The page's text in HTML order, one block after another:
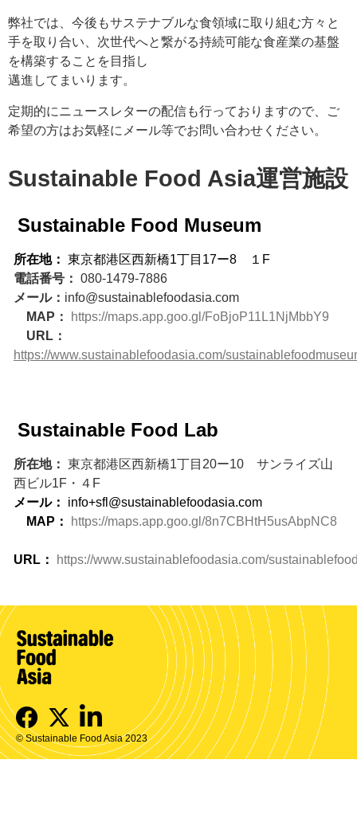
弊社では、今後もサステナブルな食領域に取り組む方々と
手を取り合い、次世代へと繋がる持続可能な食産業の基盤
を構築することを目指し
邁進してまいります。
定期的にニュースレターの配信も行っておりますので、ご
希望の方はお気軽にメール等でお問い合わせください。
Sustainable Food Asia運営施設
Sustainable Food Museum
所在地： 東京都港区西新橋1丁目17ー8
１F
電話番号： 080-1479-7886
メール： info@sustainablefoodasia.com
MAP：
https://maps.app.goo.gl/FoBjoP11L1NjMbbY9
URL：
https://www.sustainablefoodasia.com/
Sustainable Food Lab
所在地： 東京都港区西新橋1丁目20ー10 サンライズ山
西ビル1F・４F
メール：
info+sfl@sustainablefoodasia.com
MAP：
https://maps.app.goo.gl/8n7CBHtH5usAbpNC8
URL： https://www.sustainablefoodasia.com/
© Sustainable Food Asia 2023